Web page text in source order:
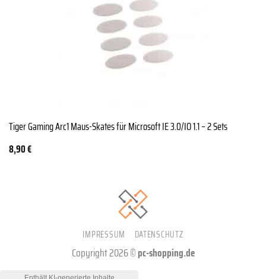
Tiger Gaming Arc1 Maus-Skates für Microsoft IE 3.0/IO 1.1 – 2 Sets
8,90€
IMPRESSUM DATENSCHUTZ
Copyright 2026 ©pc-shopping.de